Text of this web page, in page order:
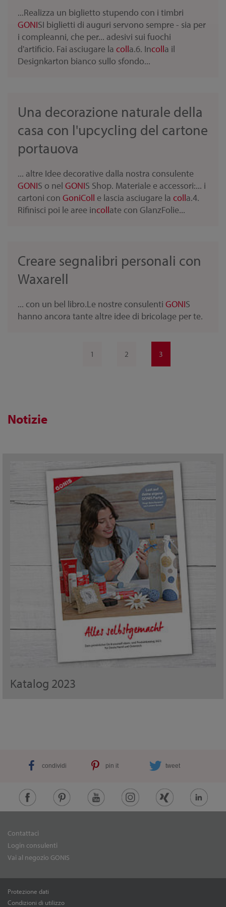
...Realizza un biglietto stupendo con i timbri
GONISI biglietti di auguri servono sempre - sia per
i compleanni, che per... adesivi sui fuochi
d'artificio. Fai asciugare la colla.6. Incolla il
Designkarton bianco sullo sfondo...
Una decorazione naturale della
casa con l'upcycling del cartone
portauova
... altre Idee decorative dalla nostra consulente
GONIS o nel GONIS Shop. Materiale e accessori:... i
cartoni con GoniColl e lascia asciugare la colla.4.
Rifinisci poi le aree incollate con GlanzFolie...
Creare segnalibri personali con
Waxarell
... con un bel libro.Le nostre consulenti GONIS
hanno ancora tante altre idee di bricolage per te.
1 2 3
Notizie
Katalog 2023
condividi pin it tweet
Contattaci
Login consulenti
Vai al negozio GONIS
Protezione dati
Condizioni di utilizzo